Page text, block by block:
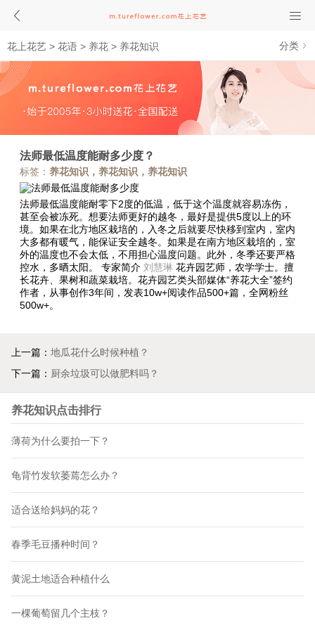
花上花艺 > 花语 > 养花 > 养花知识 分类
法师最低温度能耐多少度？
标签： 养花知识，养花知识，养花知识
法师最低温度能耐零下2度的低温，低于这个温度就容易冻伤，
甚至会被冻死。想要法师更好的越冬，最好是提供5度以上的环
境。如果在北方地区栽培的，入冬之后就要尽快移到室内，室内
大多都有暖气，能保证安全越冬。如果是在南方地区栽培的，室
外的温度也不会太低，不用担心温度问题。此外，冬季还要严格
控水，多晒太阳。 专家简介 刘慧琳 花卉园艺师，农学学士。擅
长花卉、果树和蔬菜栽培。花卉园艺类头部媒体“养花大全”签约
作者，从事创作3年间，发表10w+阅读作品500+篇，全网粉丝
500w+。
上一篇： 地瓜花什么时候种植？
下一篇： 厨余垃圾可以做肥料吗？
养花知识点击排行
薄荷为什么要拍一下？
龟背竹发软萎蔫怎么办？
适合送给妈妈的花？
春季毛豆播种时间？
黄泥土地适合种植什么
一棵葡萄留几个主枝？